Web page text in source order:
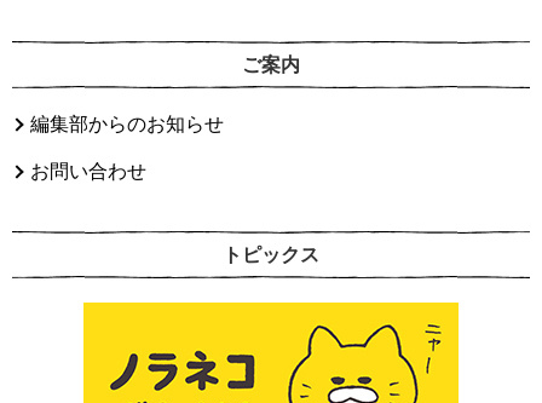
ご案内
編集部からのお知らせ
お問い合わせ
トピックス